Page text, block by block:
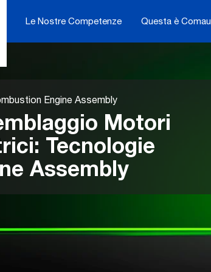
Le Nostre Competenze Questa è Comau
Engine Assembly
Motori
Tecnologie
Assembly